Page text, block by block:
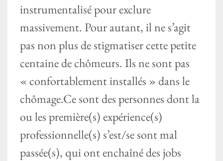
instrumentalisé pour exclure
massivement. Pour autant, il ne s’agit
pas non plus de stigmatiser cette petite
centaine de chômeurs. Ils ne sont pas
« confortablement installés » dans le
chômage.Ce sont des personnes dont la
ou les première(s) expérience(s)
professionnelle(s) s’est/se sont mal
passée(s), qui ont enchaîné des jobs